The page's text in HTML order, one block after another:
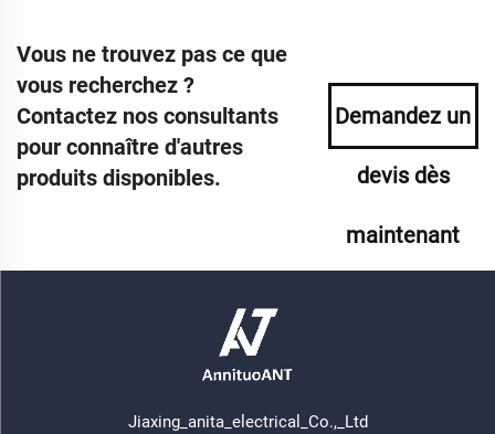
Vous ne trouvez pas ce que
vous recherchez ?
Contactez nos consultants
pour connaître d'autres
produits disponibles.
Demandez un
devis dès
maintenant
Jiaxing_anita_electrical_Co.,_Ltd